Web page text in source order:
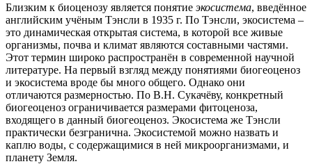
Близким к биоценозу является понятие экосистема, введённое
английским учёным Тэнсли в 1935 г. По Тэнсли, экосистема –
это динамическая открытая система, в которой все живые
организмы, почва и климат являются составными частями.
Этот термин широко распространён в современной научной
литературе. На первый взгляд между понятиями биогеоценоз
и экосистема вроде бы много общего. Однако они
отличаются размерностью. По В.Н. Сукачёву, конкретный
биогеоценоз ограничивается размерами фитоценоза,
входящего в данный биогеоценоз. Экосистема же Тэнсли
практически безгранична. Экосистемой можно назвать и
каплю воды, с содержащимися в ней микроорганизмами, и
планету Земля.